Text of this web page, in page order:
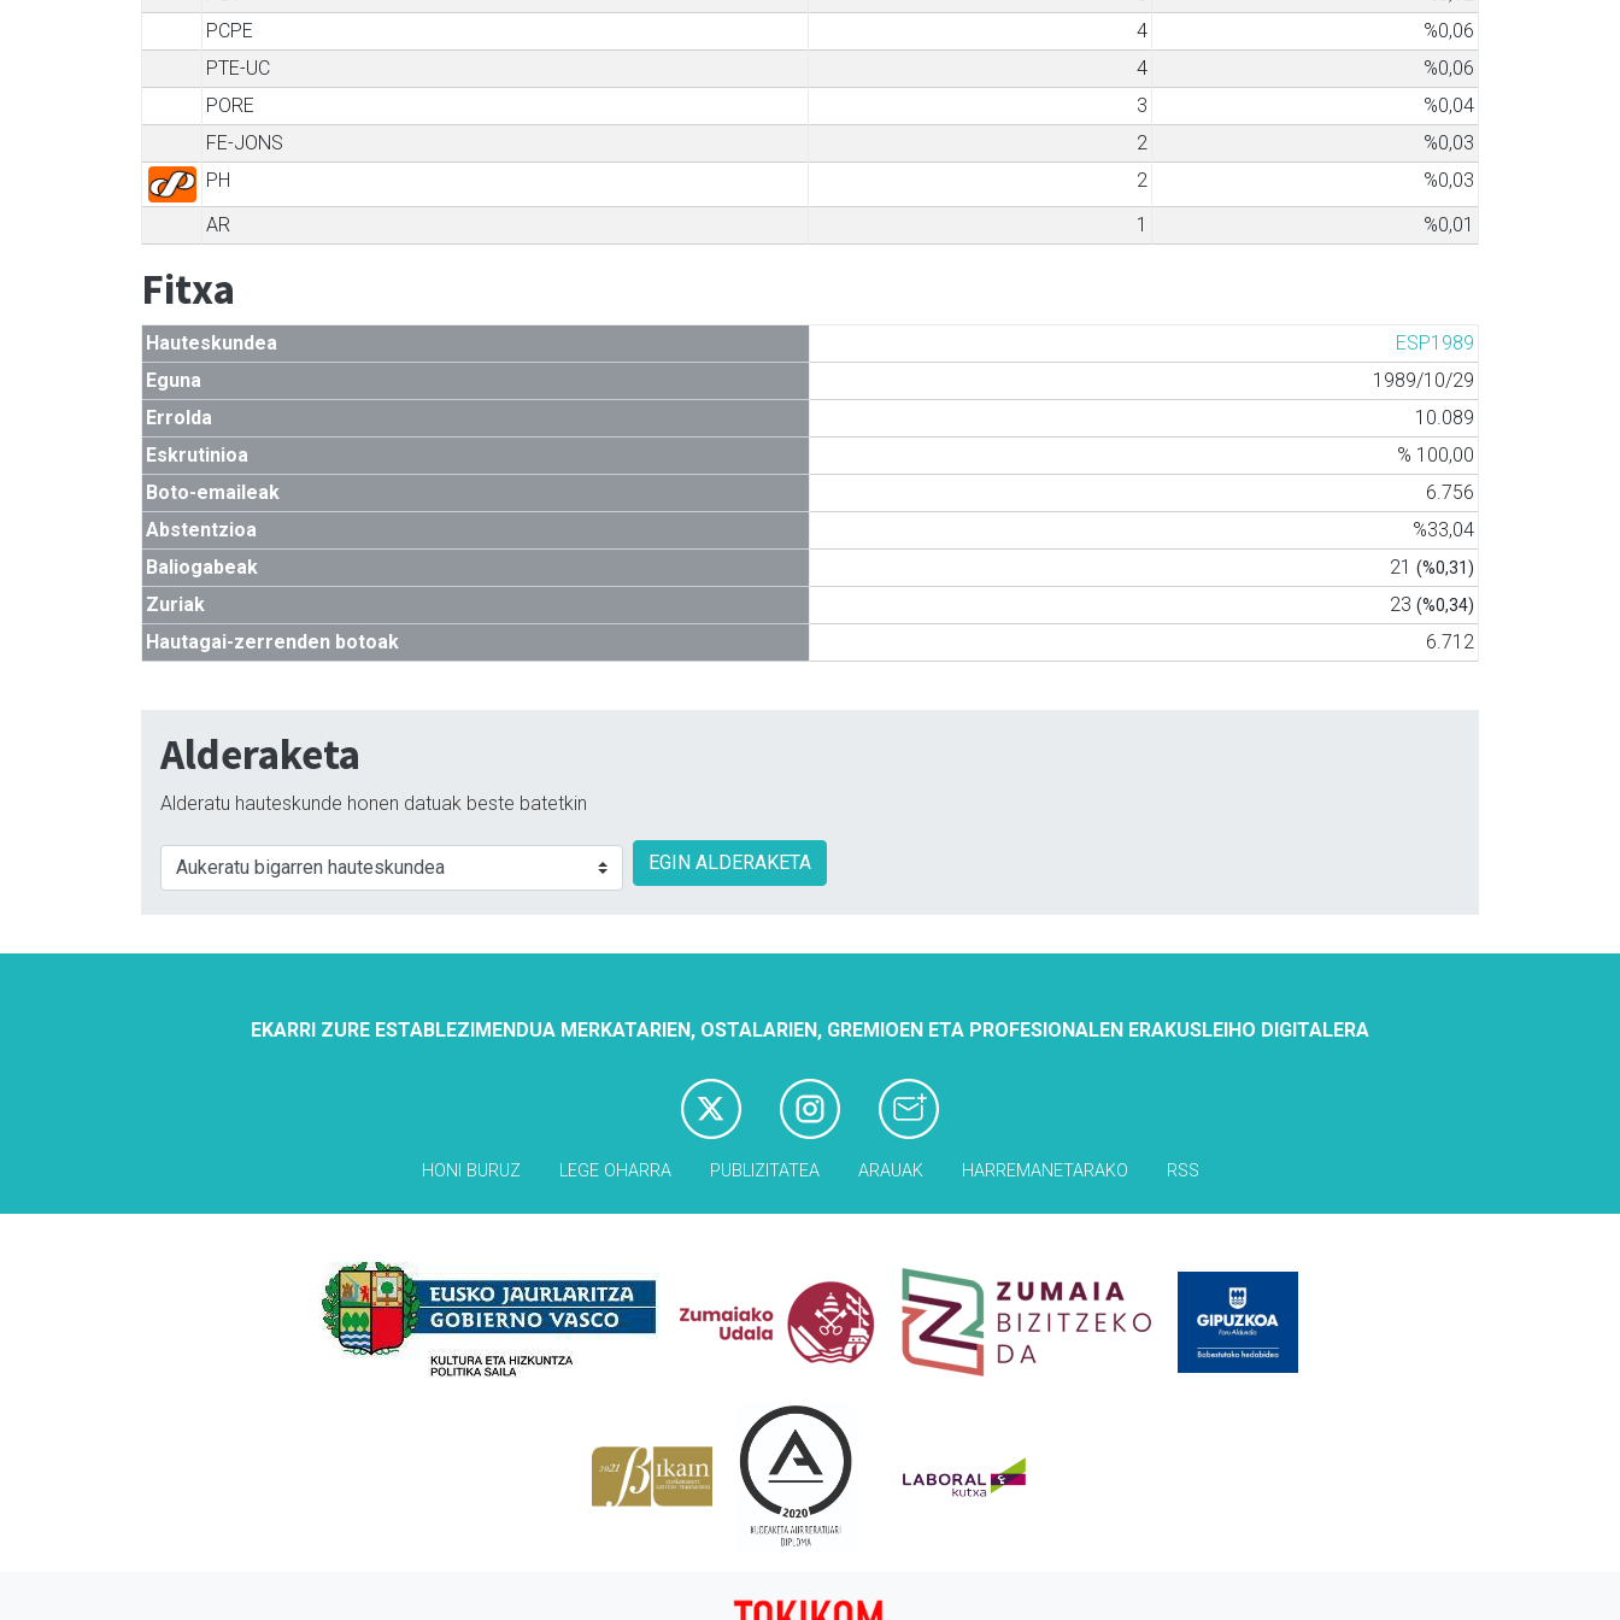
PCPE
4
%0,06
PTE-UC
4
%0,06
PORE
3
%0,04
FE-JONS
2
%0,03
PH
2
%0,03
AR
1 %0,01
Fitxa
Hauteskundea
ESP1989
Eguna
1989/10/29
Errolda
10.089
Eskrutinioa
% 100,00
Boto-emaileak
6.756
Abstentzioa
%33,04
Baliogabeak
21 (%0,31)
Zuriak 23 (%0,34)
Hautagai-zerrenden botoak 6.712
Alderaketa
Alderatu hauteskunde honen datuak beste batetkin
EGIN ALDERAKETA
EKARRI ZURE ESTABLEZIMENDUA MERKATARIEN, OSTALARIEN, GREMIOEN ETA PROFESIONALEN ERAKUSLEIHO DIGITALERA
HONI BURUZ LEGE OHARRA PUBLIZITATEA ARAUAK HARREMANETARAKO RSS